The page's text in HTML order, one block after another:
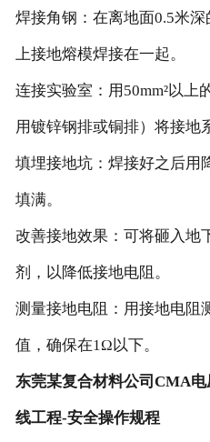
焊接角钢：在离地面0.5米
上接地熔模焊接在一起。
连接实验室：用50mm²以上
用镀锌钢排或铜排）将接地
填埋接地坑：焊接好之后用
填满。
改善接地效果：可将砸入地
剂，以降低接地电阻。
测量接地电阻：用接地电阻
值，确保在1Ω以下。
东莞某复合材料公司CMA
线工程-安全操作规程